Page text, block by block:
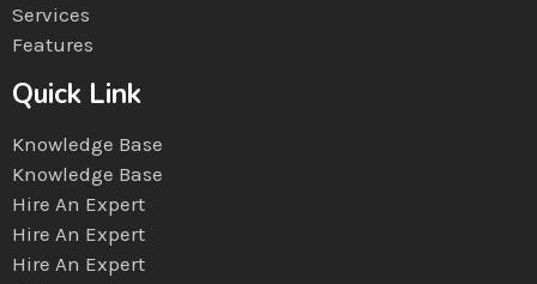
Services
Features
Quick Link
Knowledge Base
Knowledge Base
Hire An Expert
Hire An Expert
Hire An Expert